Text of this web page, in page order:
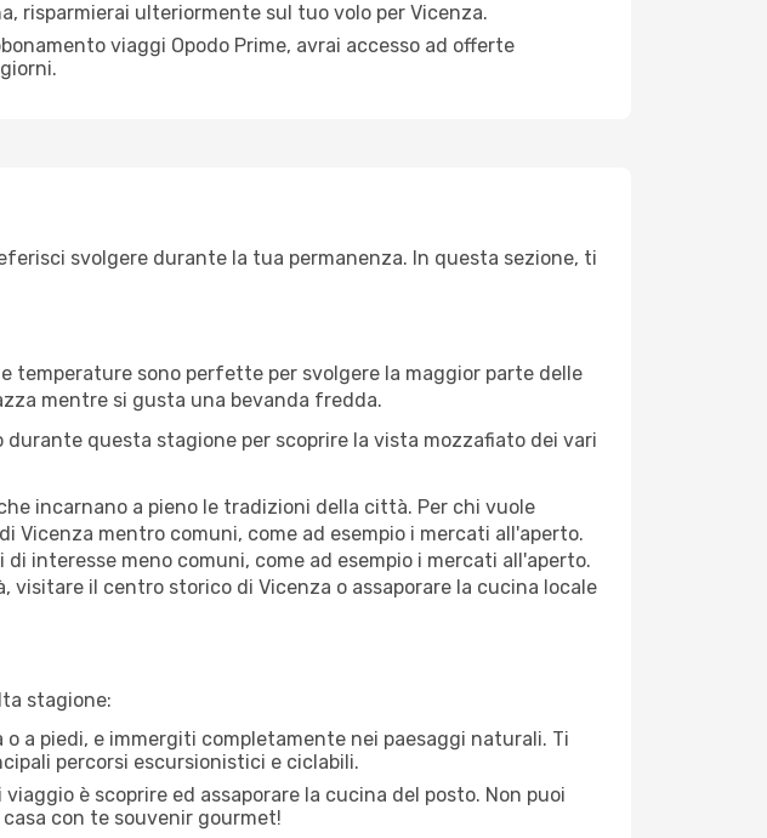
risparmierai ulteriormente sul tuo volo per Vicenza.
viaggi Opodo Prime, avrai accesso ad offerte
svolgere durante la tua permanenza. In questa sezione, ti
temperature sono perfette per svolgere la maggior parte delle
mentre si gusta una bevanda fredda.
questa stagione per scoprire la vista mozzafiato dei vari
incarnano a pieno le tradizioni della città. Per chi vuole
Vicenza mentro comuni, come ad esempio i mercati all'aperto.
interesse meno comuni, come ad esempio i mercati all'aperto.
il centro storico di Vicenza o assaporare la cucina locale
stagione:
a piedi, e immergiti completamente nei paesaggi naturali. Ti
percorsi escursionistici e ciclabili.
è scoprire ed assaporare la cucina del posto. Non puoi
con te souvenir gourmet!